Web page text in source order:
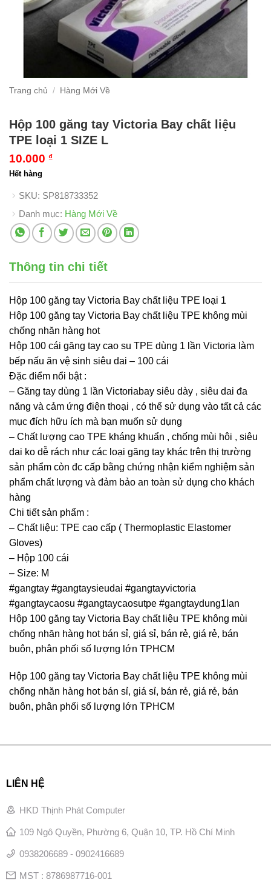
Trang chủ / Hàng Mới Về
Hộp 100 găng tay Victoria Bay chất liệu
TPE loại 1 SIZE L
10.000 ₫
Hết hàng
SKU: SP818733352
Danh mục: Hàng Mới Về
Thông tin chi tiết
Hộp 100 găng tay Victoria Bay chất liệu TPE loại 1
Hộp 100 găng tay Victoria Bay chất liệu TPE không mùi
chống nhăn hàng hot
Hộp 100 cái găng tay cao su TPE dùng 1 lần Victoria làm
bếp nấu ăn vệ sinh siêu dai – 100 cái
Đặc điểm nổi bật :
– Găng tay dùng 1 lần Victoriabay siêu dày , siêu dai đa
năng và cảm ứng điện thoại , có thể sử dụng vào tất cả các
mục đích hữu ích mà bạn muốn sử dụng
– Chất lượng cao TPE kháng khuẩn , chống mùi hôi , siêu
dai ko dễ rách như các loại găng tay khác trên thị trường
sản phẩm còn đc cấp bằng chứng nhận kiểm nghiệm sản
phẩm chất lượng và đảm bảo an toàn sử dụng cho khách
hàng
Chi tiết sản phẩm :
– Chất liệu: TPE cao cấp ( Thermoplastic Elastomer
Gloves)
– Hộp 100 cái
– Size: M
#gangtay #gangtaysieudai #gangtayvictoria
#gangtaycaosu #gangtaycaosutpe #gangtaydung1lan
Hộp 100 găng tay Victoria Bay chất liệu TPE không mùi
chống nhăn hàng hot bán sỉ, giá sỉ, bán rẻ, giá rẻ, bán
buôn, phân phối số lượng lớn TPHCM
Hộp 100 găng tay Victoria Bay chất liệu TPE không mùi
chống nhăn hàng hot bán sỉ, giá sỉ, bán rẻ, giá rẻ, bán
buôn, phân phối số lượng lớn TPHCM
LIÊN HỆ
HKD Thịnh Phát Computer
109 Ngô Quyền, Phường 6, Quận 10, TP. Hồ Chí Minh
0938206689 - 0902416689
MST : 8786987716-001